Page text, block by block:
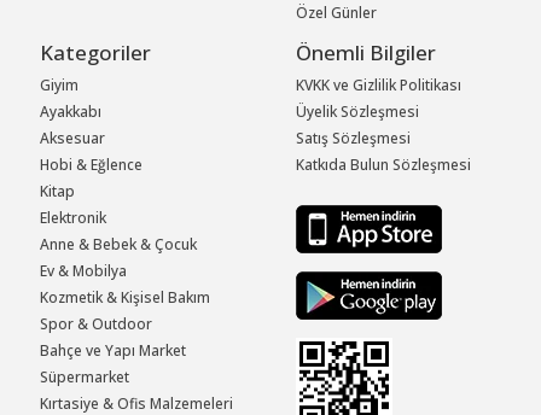
Özel Günler
Kategoriler
Giyim
Ayakkabı
Aksesuar
Hobi & Eğlence
Kitap
Elektronik
Anne & Bebek & Çocuk
Ev & Mobilya
Kozmetik & Kişisel Bakım
Spor & Outdoor
Bahçe ve Yapı Market
Süpermarket
Kırtasiye & Ofis Malzemeleri
Önemli Bilgiler
KVKK ve Gizlilik Politikası
Üyelik Sözleşmesi
Satış Sözleşmesi
Katkıda Bulun Sözleşmesi